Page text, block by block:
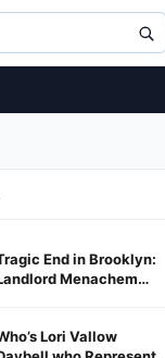
End in Brooklyn:
Menachem
in a Dumpster
Lori Vallow